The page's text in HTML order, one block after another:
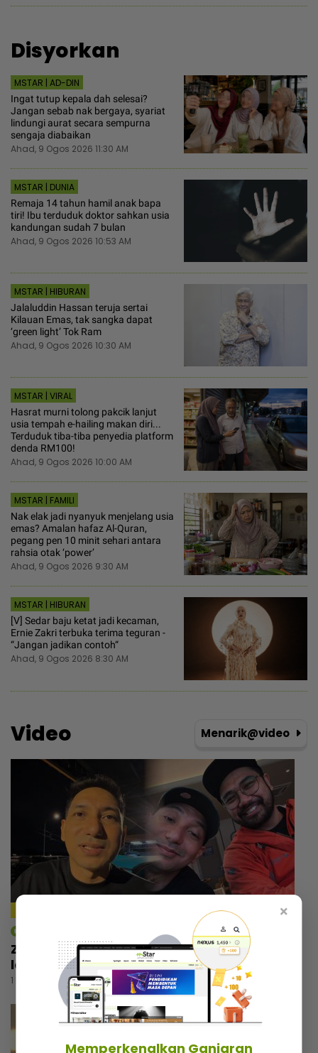
Disyorkan
MSTAR | AD-DIN
Ingat tutup kepala dah selesai?
Jangan sebab nak bergaya, syariat
lindungi aurat secara sempurna
sengaja diabaikan
Ahad, 9 Ogos 2026 11:30 AM
MSTAR | DUNIA
Remaja 14 tahun hamil anak bapa
tiri! Ibu terduduk doktor sahkan usia
kandungan sudah 7 bulan
Ahad, 9 Ogos 2026 10:53 AM
MSTAR | HIBURAN
Jalaluddin Hassan teruja sertai
Kilauan Emas, tak sangka dapat
‘green light’ Tok Ram
Ahad, 9 Ogos 2026 10:30 AM
MSTAR | VIRAL
Hasrat murni tolong pakcik lanjut
usia tempah e-hailing makan diri...
Terduduk tiba-tiba penyedia platform
denda RM100!
Ahad, 9 Ogos 2026 10:00 AM
MSTAR | FAMILI
Nak elak jadi nyanyuk menjelang usia
emas? Amalan hafaz Al-Quran,
pegang pen 10 minit sehari antara
rahsia otak ‘power’
Ahad, 9 Ogos 2026 9:30 AM
MSTAR | HIBURAN
[V] Sedar baju ketat jadi kecaman,
Ernie Zakri terbuka terima teguran -
“Jangan jadikan contoh“
Ahad, 9 Ogos 2026 8:30 AM
Video Menarik@video
Zizan Razak rancang wujudkan platform
lawak, beri bayangan ‘comeback’ Jozan
1 hari lalu
×
Memperkenalkan Ganjaran